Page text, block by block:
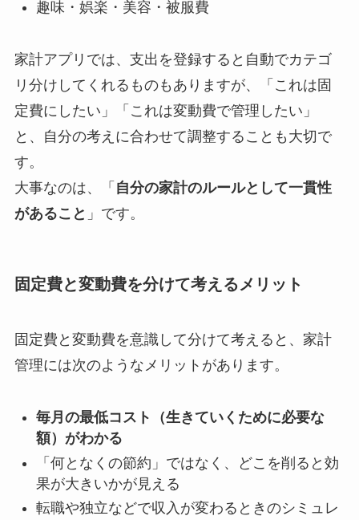
趣味・娯楽・美容・被服費
家計アプリでは、支出を登録すると自動でカテゴ
リ分けしてくれるものもありますが、「これは固
定費にしたい」「これは変動費で管理したい」
と、自分の考えに合わせて調整することも大切で
す。
大事なのは、「 自分の家計のルールとして一貫性
があること 」です。
固定費と変動費を分けて考えるメリット
固定費と変動費を意識して分けて考えると、家計
管理には次のようなメリットがあります。
毎月の最低コスト（生きていくために必要な
額）がわかる
「何となくの節約」ではなく、どこを削ると効
果が大きいかが見える
転職や独立などで収入が変わるときのシミュレ